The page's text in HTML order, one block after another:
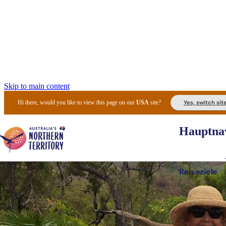
Skip to main content
Hi there, would you like to view this page on ourUSA site? Yes, switch
Reiseziele